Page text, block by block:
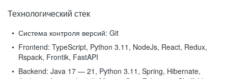
Технологический стек
Система контроля версий: Git
Frontend: TypeScript, Python 3.11, NodeJs, React, Redux,
Rspack, Frontik, FastAPI
Backend: Java 17 — 21, Python 3.11, Spring, Hibernate,